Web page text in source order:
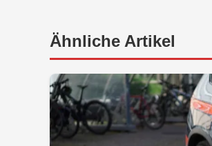
Ähnliche Artikel